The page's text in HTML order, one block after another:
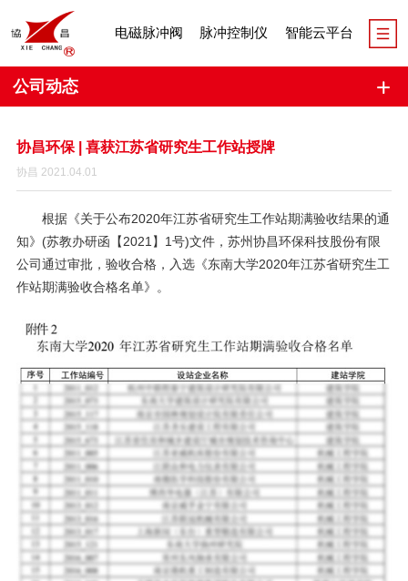
电磁脉冲阀 脉冲控制仪 智能云平台
公司动态
协昌环保 | 喜获江苏省研究生工作站授牌
协昌 2021.04.01
根据《关于公布2020年江苏省研究生工作站期满验收结果的通
知》(苏教办研函【2021】1号)文件，苏州协昌环保科技股份有限
公司通过审批，验收合格，入选《东南大学2020年江苏省研究生工
作站期满验收合格名单》。